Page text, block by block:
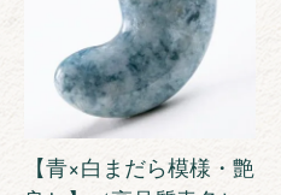
【青×白まだら模様・艶